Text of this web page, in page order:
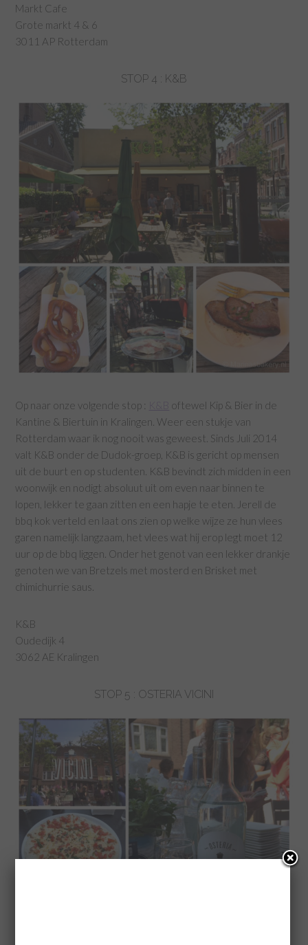
Markt Cafe
Grote markt 4 & 6
3011 AP Rotterdam
STOP 4 : K&B
Op naar onze volgende stop :
oftewel Kip & Bier in de
Kantine & Biertuin in Kralingen. Weer een stukje van
Rotterdam waar ik nog nooit was geweest. Sinds Juli 2014
valt K&B onder de Dudok-groep, K&B is gericht op mensen
uit de buurt en op studenten. K&B bevindt zich midden in een
woonwijk en nodigt absoluut uit om even naar binnen te
lopen, lekker te gaan zitten en een hapje te eten. Jerell de
bbq kok verteld en laat ons zien op welke wijze ze hun vlees
garen namelijk langzaam, het vlees wat hij erop legt moet 12
uur op de bbq liggen. Onder het genot van een lekker drankje
genoten we van Bretzels met mosterd en Brisket met
chimichurrie saus.
K&B
Oudedijk 4
3062 AE Kralingen
STOP 5 : OSTERIA VICINI